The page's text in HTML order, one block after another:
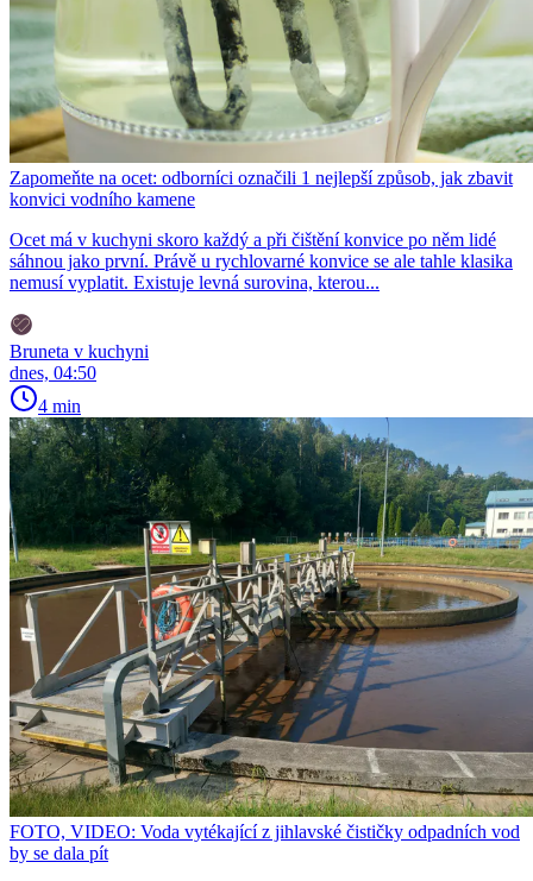
Zapomeňte na ocet: odborníci označili 1 nejlepší způsob, jak zbavit
konvici vodního kamene
Ocet má v kuchyni skoro každý a při čištění konvice po něm lidé
sáhnou jako první. Právě u rychlovarné konvice se ale tahle klasika
nemusí vyplatit. Existuje levná surovina, kterou...
Bruneta v kuchyni
dnes, 04:50
4 min
FOTO, VIDEO: Voda vytékající z jihlavské čističky odpadních vod
by se dala pít